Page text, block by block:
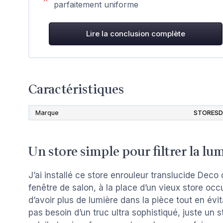
parfaitement uniforme
Lire la conclusion complète
Caractéristiques
Marque
Un store simple pour filtrer la
J’ai installé ce store enrouleur translucide
fenêtre de salon, à la place d’un vieux store
d’avoir plus de lumière dans la pièce tout en
pas besoin d’un truc ultra sophistiqué, juste un